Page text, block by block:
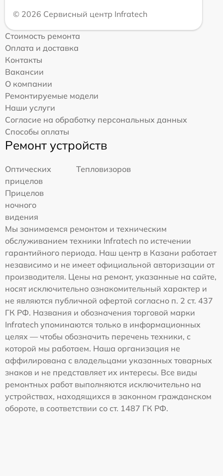
© 2026 Сервисный центр Infratech
Стоимость ремонта
Оплата и доставка
Контакты
Вакансии
О компании
Ремонтируемые модели
Наши услуги
Согласие на обработку персональных данных
Способы оплаты
Ремонт устройств
Оптических
прицелов
Тепловизоров
Прицелов
ночного
видения
Мы занимаемся ремонтом и техническим
обслуживанием техники Infratech по истечении
гарантийного периода. Наш центр в Казани работает
независимо и не имеет официальной авторизации от
производителя. Цены на ремонт, указанные на сайте,
носят исключительно ознакомительный характер и
не являются публичной офертой согласно п. 2 ст. 437
ГК РФ. Названия и обозначения торговой марки
Infratech упоминаются только в информационных
целях — чтобы обозначить перечень техники, с
которой мы работаем. Наша организация не
аффилирована с владельцами указанных товарных
знаков и не представляет их интересы. Все виды
ремонтных работ выполняются исключительно на
устройствах, находящихся в законном гражданском
обороте, в соответствии со ст. 1487 ГК РФ.